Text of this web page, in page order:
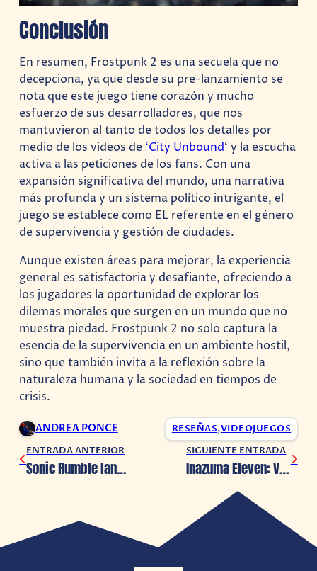
Conclusión
En resumen, Frostpunk 2 es una secuela que no
decepciona, ya que desde su pre-lanzamiento se
nota que este juego tiene corazón y mucho
esfuerzo de sus desarrolladores, que nos
mantuvieron al tanto de todos los detalles por
medio de los videos de ‘City Unbound‘ y la escucha
activa a las peticiones de los fans. Con una
expansión significativa del mundo, una narrativa
más profunda y un sistema político intrigante, el
juego se establece como EL referente en el género
de supervivencia y gestión de ciudades.
Aunque existen áreas para mejorar, la experiencia
general es satisfactoria y desafiante, ofreciendo a
los jugadores la oportunidad de explorar los
dilemas morales que surgen en un mundo que no
muestra piedad. Frostpunk 2 no solo captura la
esencia de la supervivencia en un ambiente hostil,
sino que también invita a la reflexión sobre la
naturaleza humana y la sociedad en tiempos de
crisis.
ANDREA PONCE RESEÑAS,VIDEOJUEGOS
ENTRADA ANTERIOR
Sonic Rumble lanza un nuevo avance
SIGUIENTE ENTRADA
Inazuma Eleven: Victory Road se retrasa para 2025